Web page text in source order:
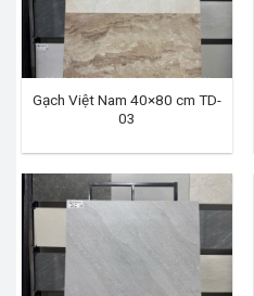
Gạch Việt Nam 40×80 cm TD-
03